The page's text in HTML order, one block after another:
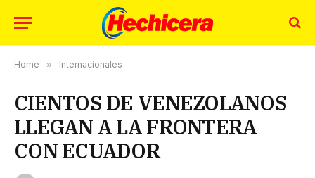
Home » Internacionales
CIENTOS DE VENEZOLANOS
LLEGAN A LA FRONTERA
CON ECUADOR